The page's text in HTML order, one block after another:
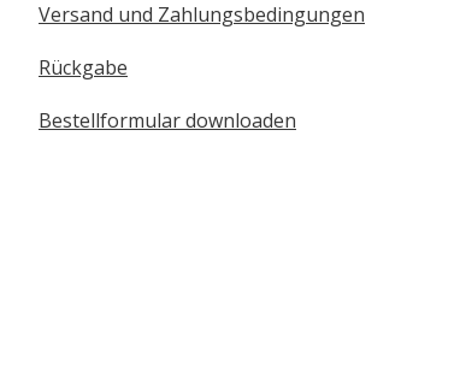
Versand und Zahlungsbedingungen
Rückgabe
Bestellformular downloaden